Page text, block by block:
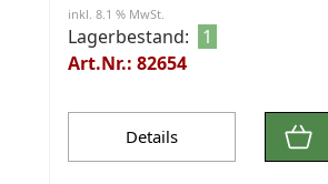
inkl. 8.1 % MwSt.
Lagerbestand:
1
Art.Nr.: 82654
Details